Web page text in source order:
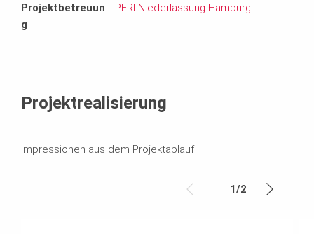
Projektbetreuun
g
PERI Niederlassung Hamburg
Projektrealisierung
Impressionen aus dem Projektablauf
1/2